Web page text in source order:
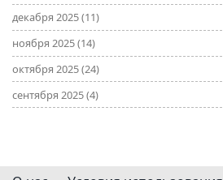
декабря 2025(11)
ноября 2025(14)
октября 2025(24)
сентября 2025(4)